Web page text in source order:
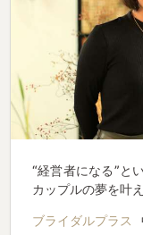
“経営者になる”と
カップルの夢を叶
ブライダルプラス